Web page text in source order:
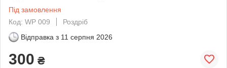
Під замовлення
Код: WP 009
Роздріб
Відправка з 11 серпня 2026
300 ₴